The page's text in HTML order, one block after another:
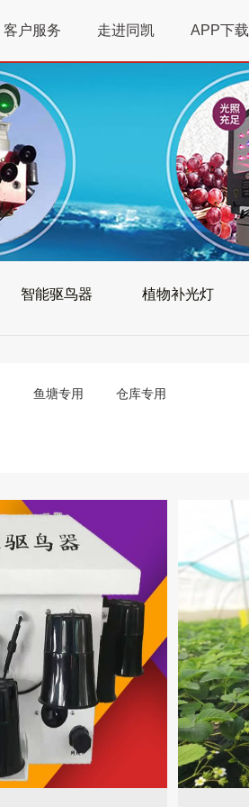
客户服务 走进同凯 APP下载
智能驱鸟器 植物补光灯
鱼塘专用 仓库专用